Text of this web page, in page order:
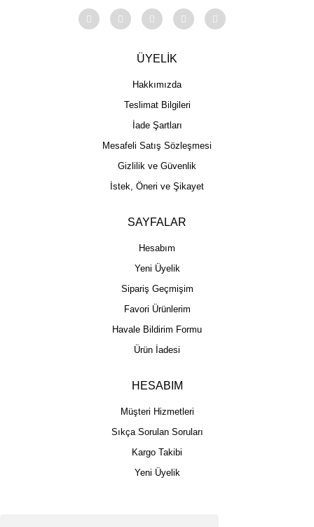
ÜYELİK
Hakkımızda
Teslimat Bilgileri
İade Şartları
Mesafeli Satış Sözleşmesi
Gizlilik ve Güvenlik
İstek, Öneri ve Şikayet
SAYFALAR
Hesabım
Yeni Üyelik
Sipariş Geçmişim
Favori Ürünlerim
Havale Bildirim Formu
Ürün İadesi
HESABIM
Müşteri Hizmetleri
Sıkça Sorulan Soruları
Kargo Takibi
Yeni Üyelik